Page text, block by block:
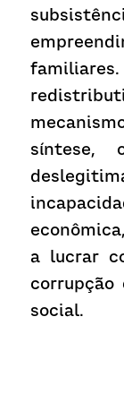
síntese,
a lucrar
corrupção
social.